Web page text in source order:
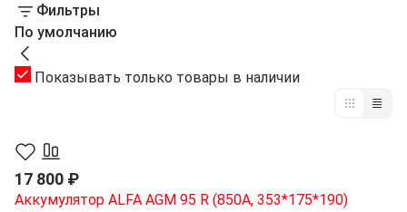
Фильтры
По умолчанию
Показывать только товары в наличии
17 800 ₽
Аккумулятор ALFA AGM 95 R (850A, 353*175*190)